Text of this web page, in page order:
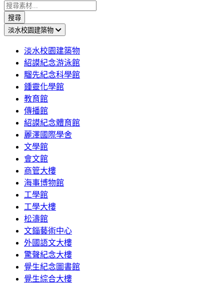
搜尋
淡水校園建築物
淡水校園建築物
紹謨紀念游泳館
騮先紀念科學館
鍾靈化學館
教育館
傳播館
紹謨紀念體育館
麗澤國際學舍
文學館
會文館
商管大樓
海事博物館
工學館
工學大樓
松濤館
文錙藝術中心
外國語文大樓
驚聲紀念大樓
覺生紀念圖書館
覺生綜合大樓